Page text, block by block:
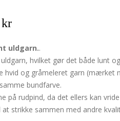
uldgarn..
hvilket gør det både lunt
hvid og gråmeleret garn (mærket
bundfarve.
på rudpind, da det ellers kan vride
strikke sammen med andre